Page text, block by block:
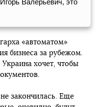
Игорь Валерьевич, это
«автоматом»
бизнеса за рубежом.
хочет, чтобы
закончилась. Еще